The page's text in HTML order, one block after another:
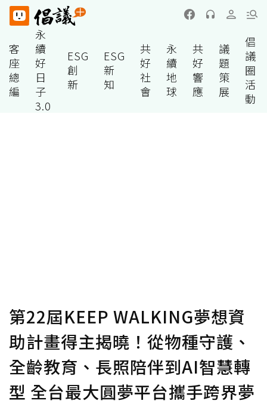
客
座
總
編
永
續
好
日
子
3.0
ESG
創
新
ESG
新
知
共
好
社
會
永
續
地
球
共
好
響
應
議
題
策
展
倡
議
圈
活
動
第22屆KEEP WALKING夢想資
助計畫得主揭曉！從物種守護、
全齡教育、長照陪伴到AI智慧轉
型 全台最大圓夢平台攜手跨界夢